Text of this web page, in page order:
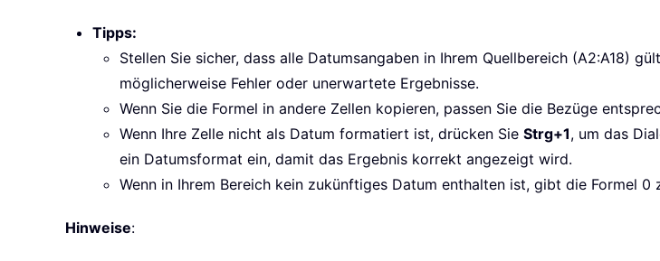
Tipps:
Stellen Sie sicher, dass alle Datumsangaben in Ihrem Quellbereich (A2:A18)
möglicherweise Fehler oder unerwartete Ergebnisse.
Wenn Sie die Formel in andere Zellen kopieren, passen Sie die Bezüge
Wenn Ihre Zelle nicht als Datum formatiert ist, drücken Sie Strg+1, um das
ein Datumsformat ein, damit das Ergebnis korrekt angezeigt wird.
Wenn in Ihrem Bereich kein zukünftiges Datum enthalten ist, gibt die Formel 0
Hinweise: